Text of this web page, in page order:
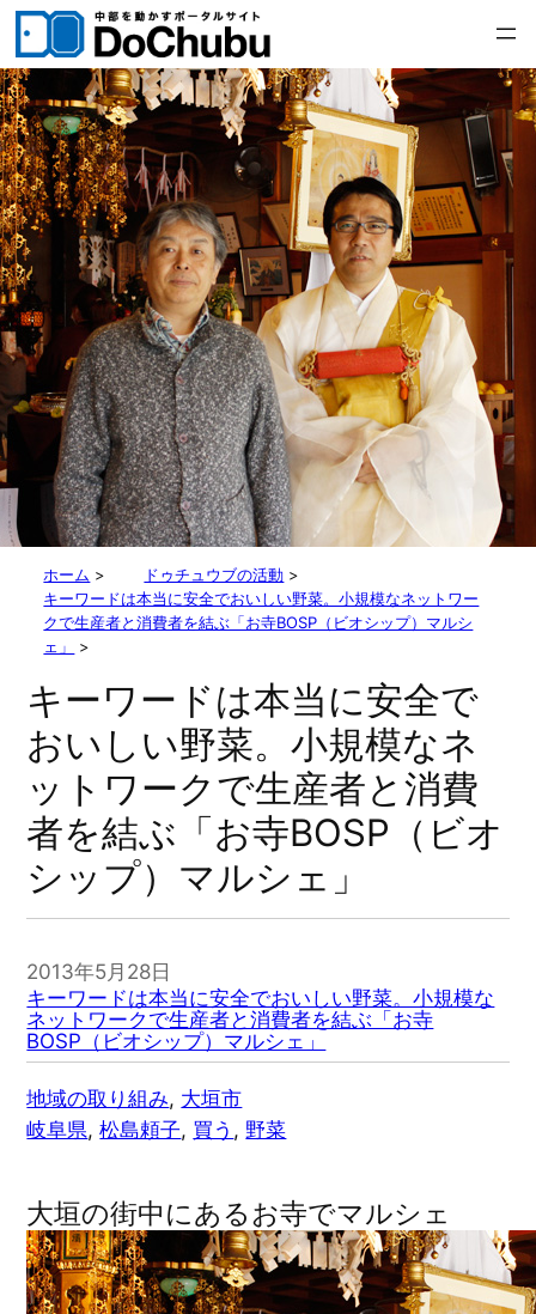
内
を
ス
キ
ッ
プ
ホーム > ドゥチュウブの活動 >
キーワードは本当に安全でおいしい野菜。小規模なネットワー
クで生産者と消費者を結ぶ「お寺BOSP（ビオシップ）マルシ
ェ」
>
キーワードは本当に安全で
おいしい野菜。小規模なネ
ットワークで生産者と消費
者を結ぶ「お寺BOSP（ビオ
シップ）マルシェ」
2013年5月28日
キーワードは本当に安全でおいしい野菜。小規模な
ネットワークで生産者と消費者を結ぶ「お寺
BOSP（ビオシップ）マルシェ」
地域の取り組み, 大垣市
岐阜県, 松島頼子, 買う , 野菜
大垣の街中にあるお寺でマルシェ